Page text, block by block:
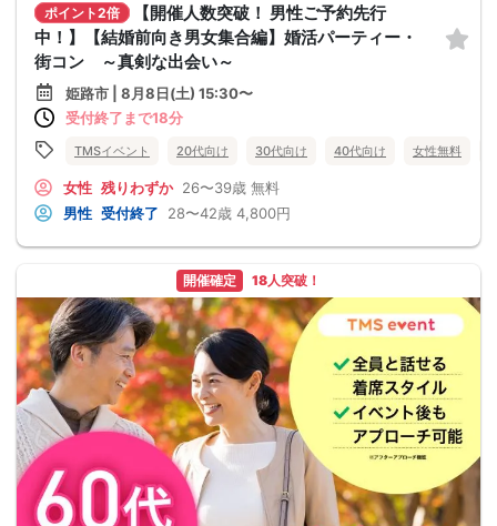
ポイント2倍
【開催人数突破！ 男性ご予約先行
中！】【結婚前向き男女集合編】婚活パーティー・
街コン ～真剣な出会い～
姫路市 | 8月8日(土) 15:30〜
受付終了まで18分
TMSイベント 20代向け 30代向け 40代向け 女性無料
女性 残りわずか 26〜39歳 無料
男性 受付終了 28〜42歳 4,800円
開催確定 18人突破！